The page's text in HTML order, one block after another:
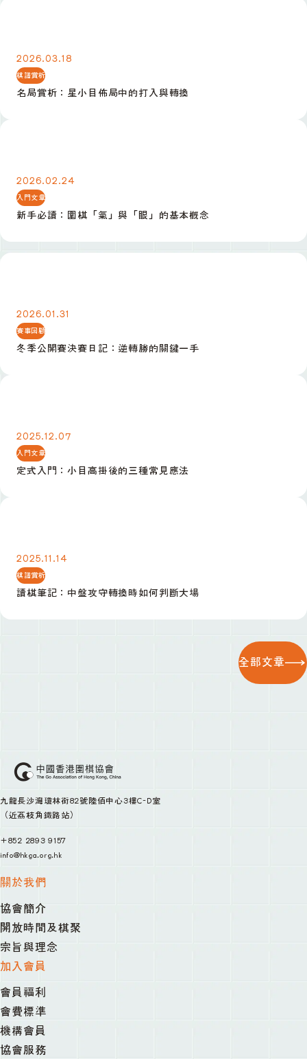
2026.03.18
棋譜賞析
名局賞析：星小目佈局中的打入與轉換
2026.02.24
入門文章
新手必讀：圍棋「氣」與「眼」的基本概念
2026.01.31
賽事回顧
冬季公開賽決賽日記：逆轉勝的關鍵一手
2025.12.07
入門文章
定式入門：小目高掛後的三種常見應法
2025.11.14
棋譜賞析
讀棋筆記：中盤攻守轉換時如何判斷大場
全部文章
九龍長沙灣瓊林街82號陸佰中心3樓C-D室
（近荔枝角鐵路站）
+852 2893 9157
info@hkga.org.hk
關於我們
協會簡介
開放時間及棋聚
宗旨與理念
加入會員
會員福利
會費標準
機構會員
協會服務